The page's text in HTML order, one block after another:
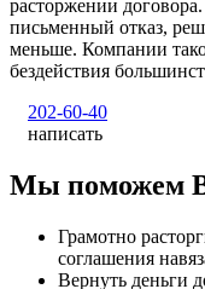
расторжении
письменный отказ,
меньше. Компании
бездействия
202-60-40
написать
Мы поможем
Грамотно
соглашения
Вернуть деньги